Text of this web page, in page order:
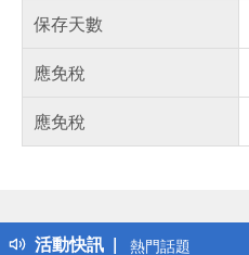
保存天數
應免稅
應免稅
活動快訊
得獎公告
熱門話題